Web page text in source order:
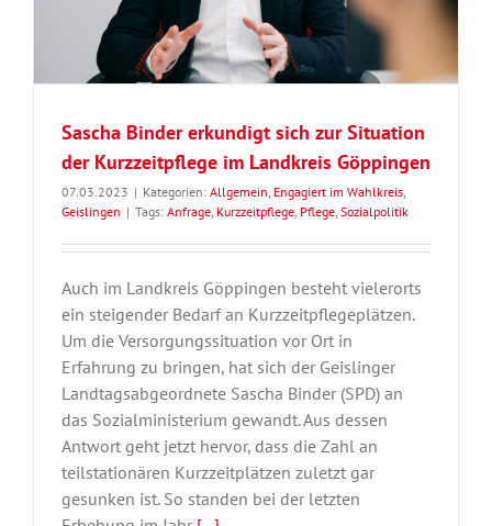
Sascha Binder erkundigt sich zur Situation
der Kurzzeitpflege im Landkreis Göppingen
07.03.2023 | Kategorien: Allgemein Engagiert im Wahlkreis
Geislingen | Tags: Anfrage Kurzzeitpflege Pflege Sozialpolitik
Auch im Landkreis Göppingen besteht vielerorts
ein steigender Bedarf an Kurzzeitpflegeplätzen.
Um die Versorgungssituation vor Ort in
Erfahrung zu bringen, hat sich der Geislinger
Landtagsabgeordnete Sascha Binder (SPD) an
das Sozialministerium gewandt. Aus dessen
Antwort geht jetzt hervor, dass die Zahl an
teilstationären Kurzzeitplätzen zuletzt gar
gesunken ist. So standen bei der letzten